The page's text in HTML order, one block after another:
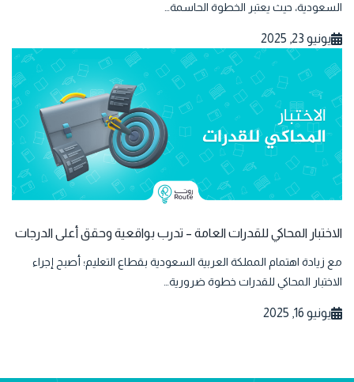
السعودية، حيث يعتبر الخطوة الحاسمة…
يونيو 23, 2025
الاختبار المحاكي للقدرات العامة – تدرب بواقعية وحقق أعلى الدرجات
مع زيادة اهتمام المملكة العربية السعودية بقطاع التعليم؛ أصبح إجراء
الاختبار المحاكي للقدرات خطوة ضرورية…
يونيو 16, 2025